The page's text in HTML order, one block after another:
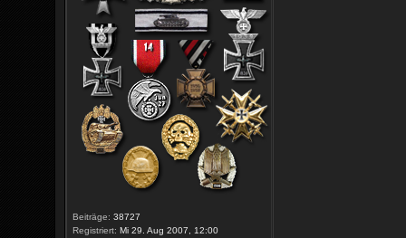
Beiträge: 38727
Registriert: Mi 29. Aug 2007, 12:00